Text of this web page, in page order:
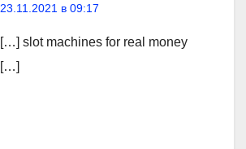
23.11.2021 в 09:17
[…] slot machines for real money
[…]